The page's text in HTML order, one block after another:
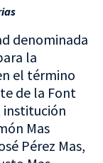
denominada
la
el término
de la Font
institución
Mas
Pérez Mas,